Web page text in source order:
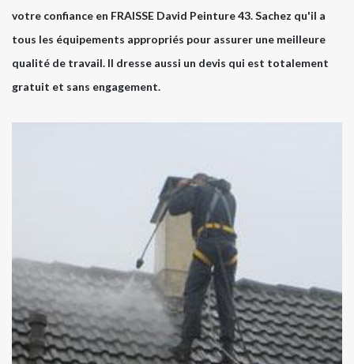
votre confiance en FRAISSE David Peinture 43. Sachez qu'il a
tous les équipements appropriés pour assurer une meilleure
qualité de travail. Il dresse aussi un devis qui est totalement
gratuit et sans engagement.